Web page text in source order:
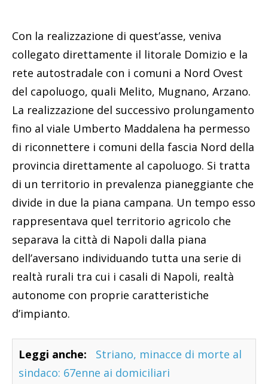
Con la realizzazione di quest’asse, veniva
collegato direttamente il litorale Domizio e la
rete autostradale con i comuni a Nord Ovest
del capoluogo, quali Melito, Mugnano, Arzano.
La realizzazione del successivo prolungamento
fino al viale Umberto Maddalena ha permesso
di riconnettere i comuni della fascia Nord della
provincia direttamente al capoluogo. Si tratta
di un territorio in prevalenza pianeggiante che
divide in due la piana campana. Un tempo esso
rappresentava quel territorio agricolo che
separava la città di Napoli dalla piana
dell’aversano individuando tutta una serie di
realtà rurali tra cui i casali di Napoli, realtà
autonome con proprie caratteristiche
d’impianto.
Leggi anche:
Striano, minacce di morte al
sindaco: 67enne ai domiciliari